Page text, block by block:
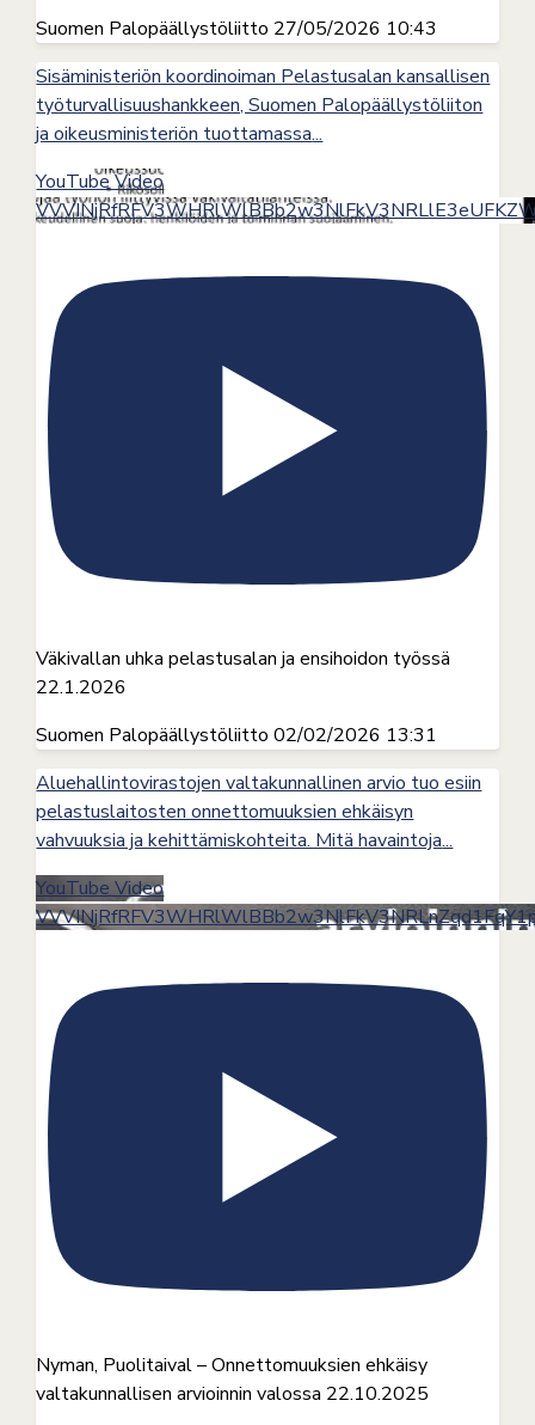
Suomen Palopäällystöliitto 27/05/2026 10:43
Sisäministeriön koordinoiman Pelastusalan kansallisen
työturvallisuushankkeen, Suomen Palopäällystöliiton
ja oikeusministeriön tuottamassa...
YouTube Video
Väkivallan uhka pelastusalan ja ensihoidon työssä
22.1.2026
Suomen Palopäällystöliitto 02/02/2026 13:31
Aluehallintovirastojen valtakunnallinen arvio tuo esiin
pelastuslaitosten onnettomuuksien ehkäisyn
vahvuuksia ja kehittämiskohteita. Mitä havaintoja...
YouTube Video
Nyman, Puolitaival – Onnettomuuksien ehkäisy
valtakunnallisen arvioinnin valossa 22.10.2025